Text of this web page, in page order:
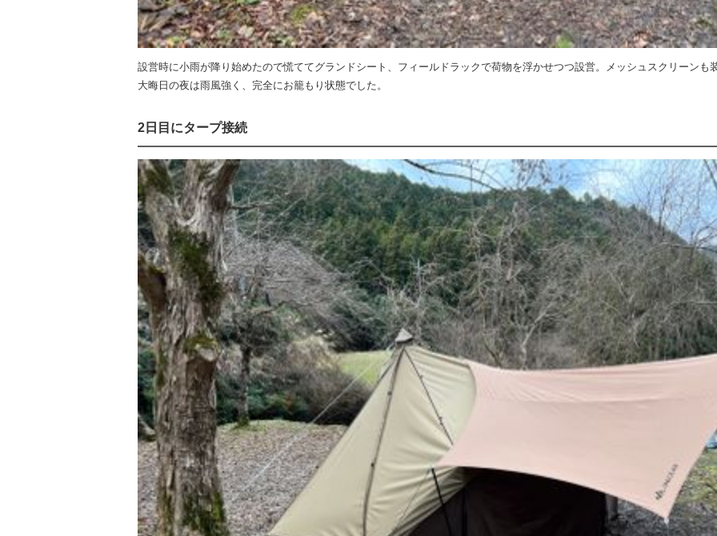
設営時に小雨が降り始めたので慌ててグランドシート、フィールドラックで荷物を浮かせつつ設営。メッシュスクリーンも
大晦日の夜は雨風強く、完全にお籠もり状態でした。
2日目にタープ接続